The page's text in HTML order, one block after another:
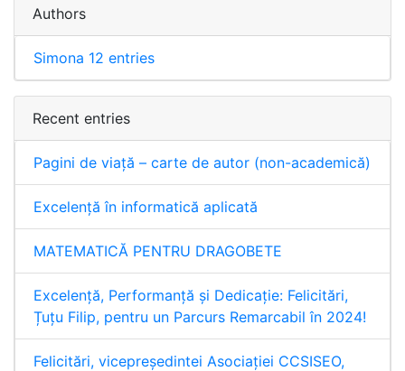
Authors
Simona 12 entries
Recent entries
Pagini de viață – carte de autor (non-academică)
Excelență în informatică aplicată
MATEMATICĂ PENTRU DRAGOBETE
Excelență, Performanță și Dedicație: Felicitări,
Țuțu Filip, pentru un Parcurs Remarcabil în 2024!
Felicitări, vicepreședintei Asociației CCSISEO,